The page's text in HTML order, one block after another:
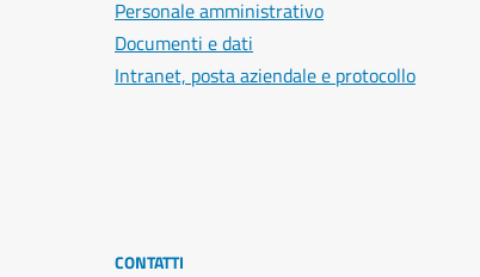
Personale amministrativo
Documenti e dati
Intranet, posta aziendale e protocollo
CONTATTI